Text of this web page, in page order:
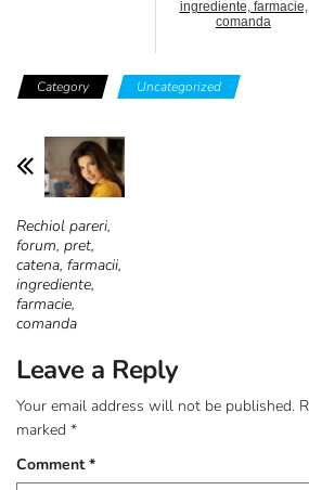
ingrediente, farmacie,
comanda
Category Uncategorized
Rechiol pareri,
forum, pret,
catena, farmacii,
ingrediente,
farmacie,
comanda
Leave a Reply
Your email address will not be published.
marked *
Comment*